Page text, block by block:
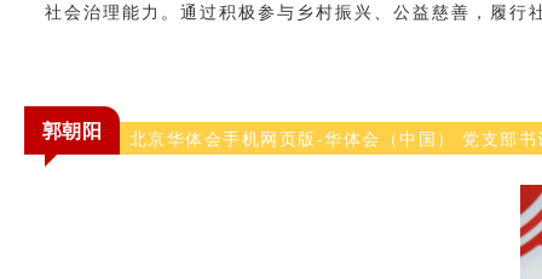
社会治理能力。通过积极参与乡村振兴、公益慈善，履
郭朝阳 北京华体会手机网页版-华体会（中国） 党支部书